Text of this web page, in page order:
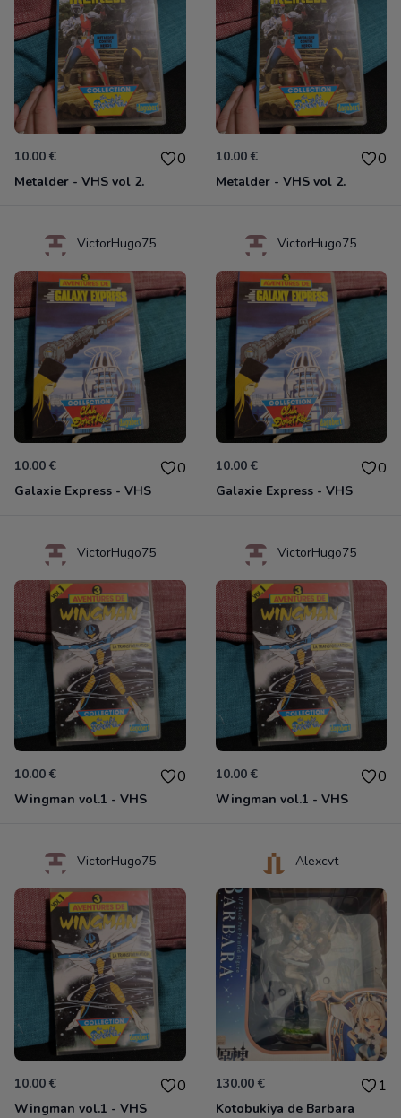
10.00 € 0
Metalder - VHS vol 2.
10.00 € 0
Metalder - VHS vol 2.
VictorHugo75
10.00 € 0
Galaxie Express - VHS
VictorHugo75
10.00 € 0
Galaxie Express - VHS
VictorHugo75
10.00 € 0
Wingman vol.1 - VHS
VictorHugo75
10.00 € 0
Wingman vol.1 - VHS
VictorHugo75
10.00 € 0
Wingman vol.1 - VHS
Alexcvt
130.00 € 1
Kotobukiya de Barbara